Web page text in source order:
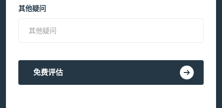
其他疑问
免费评估